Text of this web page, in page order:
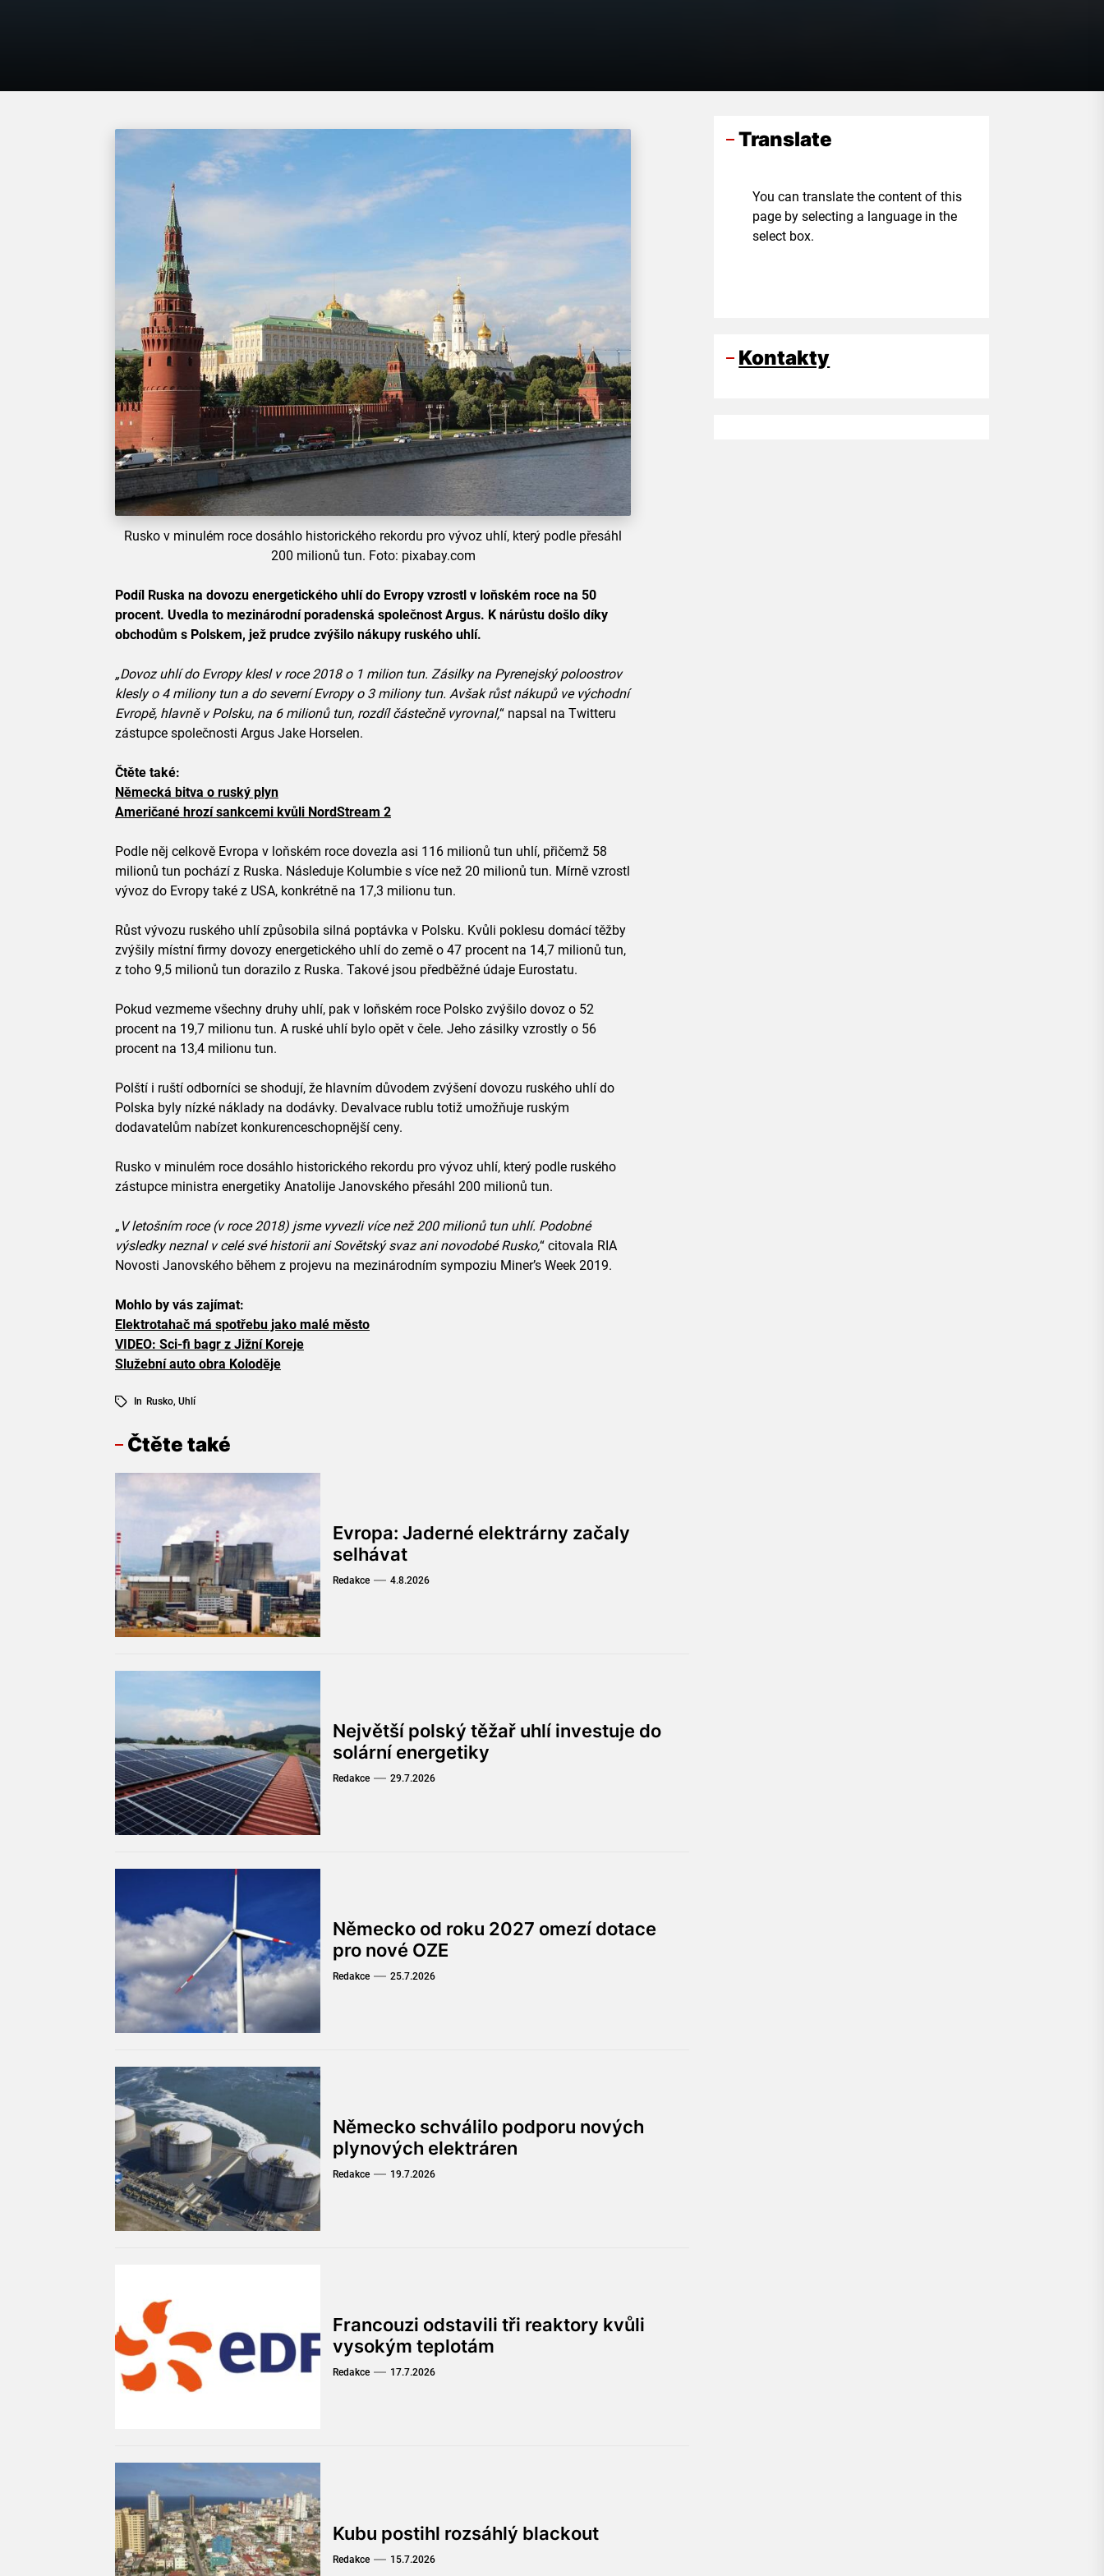
Rusko v minulém roce dosáhlo historického rekordu pro vývoz uhlí, který podle přesáhl
200 milionů tun. Foto: pixabay.com
Podíl Ruska na dovozu energetického uhlí do Evropy vzrostl v loňském roce na 50
procent. Uvedla to mezinárodní poradenská společnost Argus. K nárůstu došlo díky
obchodům s Polskem, jež prudce zvýšilo nákupy ruského uhlí.
„Dovoz uhlí do Evropy klesl v roce 2018 o 1 milion tun. Zásilky na Pyrenejský poloostrov
klesly o 4 miliony tun a do severní Evropy o 3 miliony tun. Avšak růst nákupů ve východní
Evropě, hlavně v Polsku, na 6 milionů tun, rozdíl částečně vyrovnal,“ napsal na Twitteru
zástupce společnosti Argus Jake Horselen.
Čtěte také:
Německá bitva o ruský plyn
Američané hrozí sankcemi kvůli NordStream 2
Podle něj celkově Evropa v loňském roce dovezla asi 116 milionů tun uhlí, přičemž 58
milionů tun pochází z Ruska. Následuje Kolumbie s více než 20 milionů tun. Mírně vzrostl
vývoz do Evropy také z USA, konkrétně na 17,3 milionu tun.
Růst vývozu ruského uhlí způsobila silná poptávka v Polsku. Kvůli poklesu domácí těžby
zvýšily místní firmy dovozy energetického uhlí do země o 47 procent na 14,7 milionů tun,
z toho 9,5 milionů tun dorazilo z Ruska. Takové jsou předběžné údaje Eurostatu.
Pokud vezmeme všechny druhy uhlí, pak v loňském roce Polsko zvýšilo dovoz o 52
procent na 19,7 milionu tun. A ruské uhlí bylo opět v čele. Jeho zásilky vzrostly o 56
procent na 13,4 milionu tun.
Polští i ruští odborníci se shodují, že hlavním důvodem zvýšení dovozu ruského uhlí do
Polska byly nízké náklady na dodávky. Devalvace rublu totiž umožňuje ruským
dodavatelům nabízet konkurenceschopnější ceny.
Rusko v minulém roce dosáhlo historického rekordu pro vývoz uhlí, který podle ruského
zástupce ministra energetiky Anatolije Janovského přesáhl 200 milionů tun.
„ V letošním roce (v roce 2018) jsme vyvezli více než 200 milionů tun uhlí. Podobné
výsledky neznal v celé své historii ani Sovětský svaz ani novodobé Rusko,“ citovala RIA
Novosti Janovského během z projevu na mezinárodním sympoziu Miner’s Week 2019.
Mohlo by vás zajímat:
Elektrotahač má spotřebu jako malé město
VIDEO: Sci-fi bagr z Jižní Koreje
Služební auto obra Koloděje
In Rusko, Uhlí
Čtěte také
Evropa: Jaderné elektrárny začaly
selhávat
Redakce 4.8.2026
Největší polský těžař uhlí investuje do
solární energetiky
Redakce 29.7.2026
Německo od roku 2027 omezí dotace
pro nové OZE
Redakce 25.7.2026
Německo schválilo podporu nových
plynových elektráren
Redakce 19.7.2026
Francouzi odstavili tři reaktory kvůli
vysokým teplotám
Redakce 17.7.2026
Kubu postihl rozsáhlý blackout
Redakce 15.7.2026
Translate
You can translate the content of this
page by selecting a language in the
select box.
Kontakty